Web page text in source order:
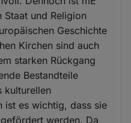
Staat und Religion
Geschichte
Kirchen sind auch
starken Rückgang
Bestandteile
kulturellen
ist es wichtig, dass sie
werden. Da